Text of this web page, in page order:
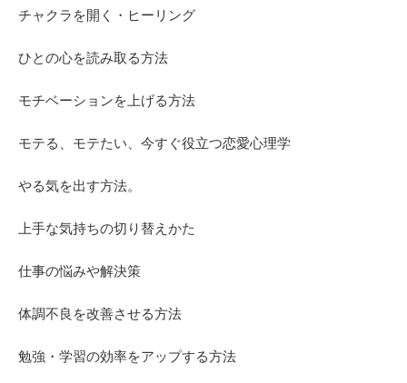
チャクラを開く・ヒーリング
ひとの心を読み取る方法
モチベーションを上げる方法
モテる、モテたい、今すぐ役立つ恋愛心理学
やる気を出す方法。
上手な気持ちの切り替えかた
仕事の悩みや解決策
体調不良を改善させる方法
勉強・学習の効率をアップする方法